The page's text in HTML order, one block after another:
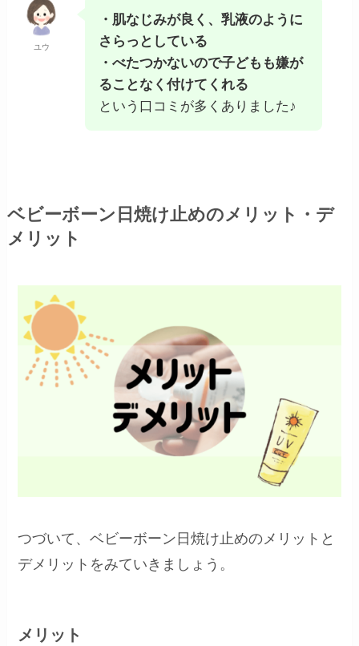
ユウ
・肌なじみが良く、乳液のように
さらっとしている
・べたつかないので子どもも嫌が
ることなく付けてくれる
という口コミが多くありました♪
ベビーボーン日焼け止めのメリット・デ
メリット
つづいて、ベビーボーン日焼け止めのメリットと
デメリットをみていきましょう。
メリット